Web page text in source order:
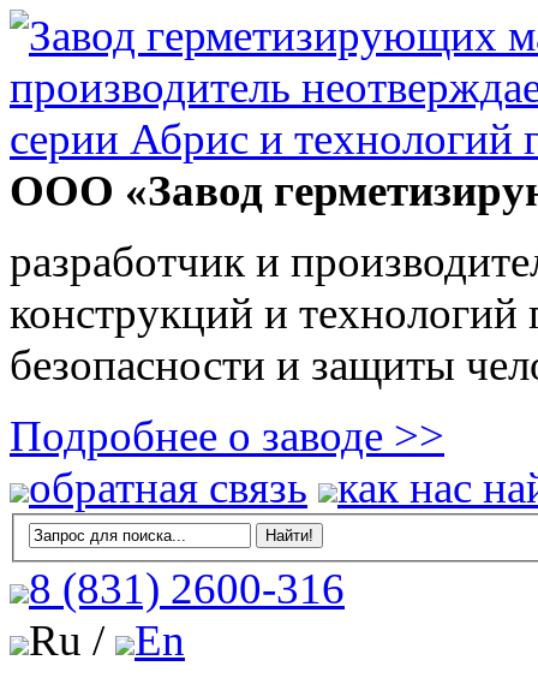
ООО «Завод
разработчик и
конструкций и
безопасности и защиты
Подробнее о заводе >>
обратная связь
как нас
8 (831) 2600-316
Ru /
En